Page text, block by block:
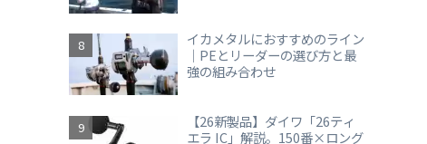
イカメタルにおすすめのライン
｜PEとリーダーの選び方と最
強の組み合わせ
【26新製品】ダイワ「26ティ
エラ IC」解説。150番×ロング